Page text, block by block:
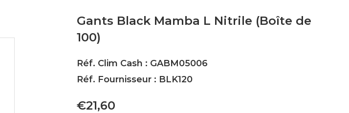
Gants Black Mamba L Nitrile (Boîte de
100)
Réf. Clim Cash : GABM05006
Réf. Fournisseur : BLK120
€21,60